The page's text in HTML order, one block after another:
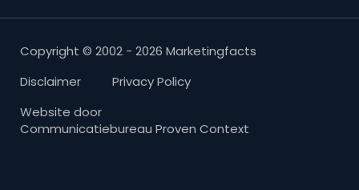
Copyright © 2002 - 2026 Marketingfacts
Disclaimer
Privacy Policy
Website door
Communicatiebureau Proven Context